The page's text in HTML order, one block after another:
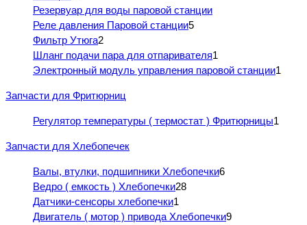
Резервуар для воды паровой станции
Реле давления Паровой станции5
Фильтр Утюга2
Шланг подачи пара для отпаривателя1
Электронный модуль управления паровой станции1
Запчасти для Фритюрниц
Регулятор температуры ( термостат ) Фритюрницы1
Запчасти для Хлебопечек
Валы, втулки, подшипники Хлебопечки6
Ведро ( емкость ) Хлебопечки28
Датчики-сенсоры хлебопечки1
Двигатель ( мотор ) привода Хлебопечки9